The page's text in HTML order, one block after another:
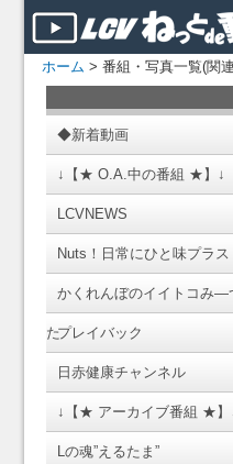
ホーム > 番組・写真一覧(関
◆新着動画
↓【★ O.A.中の番組 ★】↓
LCVNEWS
Nuts！日常にひと味プラス
かくれんぼのイイトコみ―
たプレイバック
日赤健康チャンネル
↓【★ アーカイブ番組 ★】
Lの魂”えるたま”